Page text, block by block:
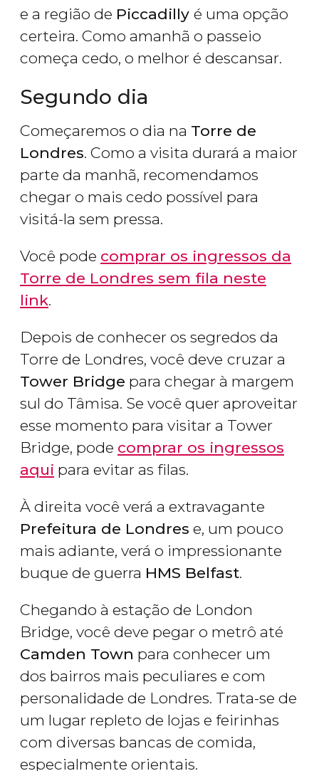
e a região de Piccadilly é uma opção
certeira. Como amanhã o passeio
começa cedo, o melhor é descansar.
Segundo dia
Começaremos o dia na Torre de
Londres. Como a visita durará a maior
parte da manhã, recomendamos
chegar o mais cedo possível para
visitá-la sem pressa.
Você pode comprar os ingressos da
Torre de Londres sem fila neste
link.
Depois de conhecer os segredos da
Torre de Londres, você deve cruzar a
Tower Bridge para chegar à margem
sul do Tâmisa. Se você quer aproveitar
esse momento para visitar a Tower
Bridge, pode comprar os ingressos
aqui para evitar as filas.
À direita você verá a extravagante
Prefeitura de Londres e, um pouco
mais adiante, verá o impressionante
buque de guerra HMS Belfast.
Chegando à estação de London
Bridge, você deve pegar o metrô até
Camden Town para conhecer um
dos bairros mais peculiares e com
personalidade de Londres. Trata-se de
um lugar repleto de lojas e feirinhas
com diversas bancas de comida,
especialmente orientais.